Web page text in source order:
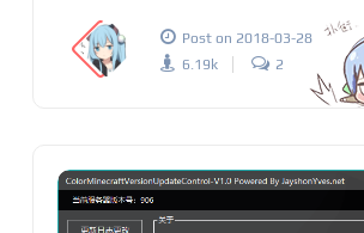
Post on 2018-03-28
6.19k
2